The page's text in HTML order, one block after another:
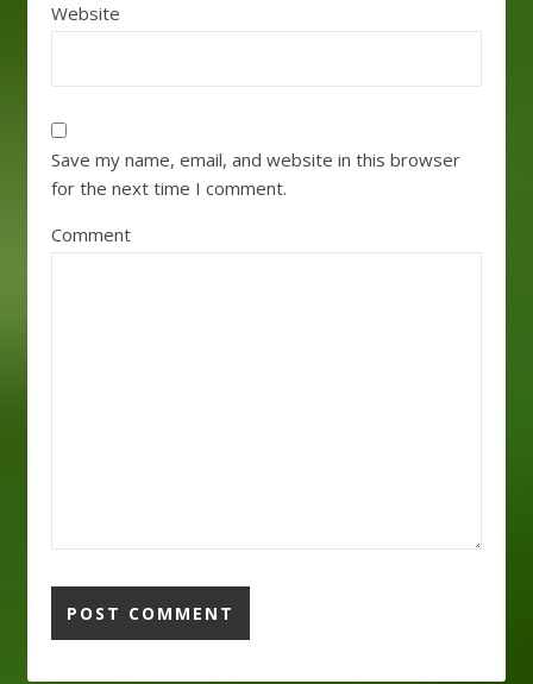
Website
Save my name, email, and website in this browser
for the next time I comment.
Comment